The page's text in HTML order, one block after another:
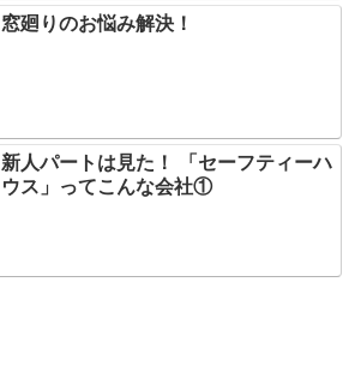
窓廻りのお悩み解決！
新人パートは見た！ 「セーフティーハ
ウス」ってこんな会社①